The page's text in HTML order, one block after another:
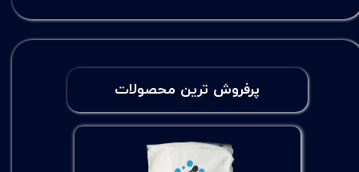
پرفروش ترین محصولات